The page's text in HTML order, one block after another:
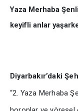
Yaza Merhaba
keyifli anlar
Diyarbakır’daki
“2. Yaza Merhaba